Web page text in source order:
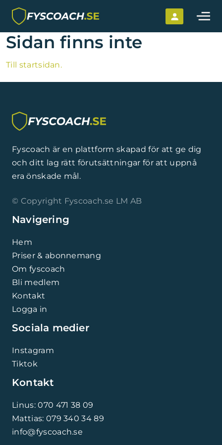
Hoppa till innehållet
Sidan finns inte
Till startsidan.
Fyscoach är en plattform skapad för att ge dig
och ditt lag rätt förutsättningar för att uppnå
era önskade mål.
© Copyright Fyscoach.se LM AB
Navigering
Hem
Priser & abonnemang
Om fyscoach
Bli medlem
Kontakt
Logga in
Sociala medier
Instagram
Tiktok
Kontakt
Linus: 070 471 38 09
Mattias: 079 340 34 89
info@fyscoach.se